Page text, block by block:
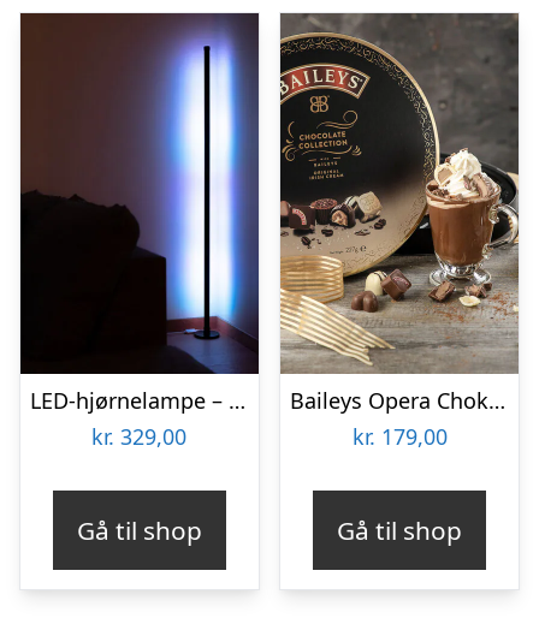
LED-hjørnelampe – Vooni
kr. 329,00
Gå til shop
Baileys Opera Chokoladeæske
kr. 179,00
Gå til shop